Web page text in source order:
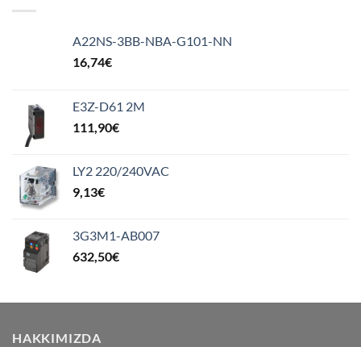
A22NS-3BB-NBA-G101-NN
16,74€
E3Z-D61 2M
111,90€
LY2 220/240VAC
9,13€
3G3M1-AB007
632,50€
HAKKIMIZDA